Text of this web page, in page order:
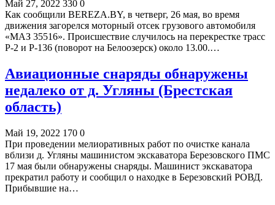
Май 27, 2022 330 0
Как сообщили BEREZA.BY, в четверг, 26 мая, во время
движения загорелся моторный отсек грузового автомобиля
«МАЗ 35516». Происшествие случилось на перекрестке трасс
Р-2 и Р-136 (поворот на Белоозерск) около 13.00.…
Авиационные снаряды обнаружены
недалеко от д. Угляны (Брестская
область)
Май 19, 2022 170 0
При проведении мелиоративных работ по очистке канала
вблизи д. Угляны машинистом экскаватора Березовского ПМС
17 мая были обнаружены снаряды. Машинист экскаватора
прекратил работу и сообщил о находке в Березовский РОВД.
Прибывшие на…